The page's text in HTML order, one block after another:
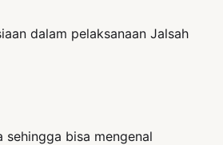
dalam pelaksanaan Jalsah
bisa mengenal